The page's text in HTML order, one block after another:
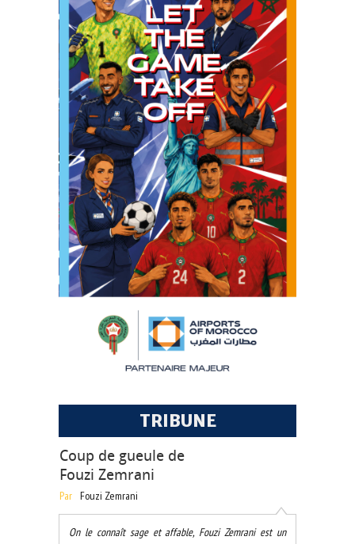
TRIBUNE
Coup de gueule de
Fouzi Zemrani
Par Fouzi Zemrani
On le connaît sage et affable, Fouzi Zemrani est un